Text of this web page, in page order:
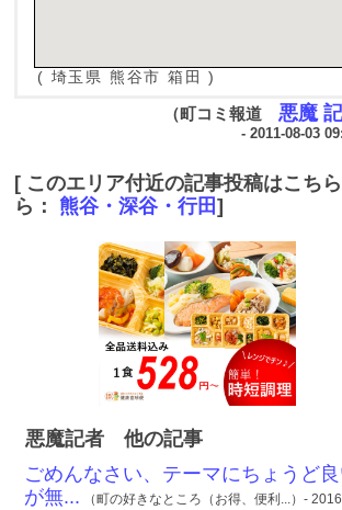
( 埼玉県 熊谷市 箱田 )
（町コミ報道 悪魔
- 2011-08-03
[ このエリア付近の記事投稿はこち
ら： 熊谷・深谷・行田 ]
悪魔記者 他の記事
ごめんなさい、テーマにちょうど
が無... （町の好きなところ（お得、便利...）-